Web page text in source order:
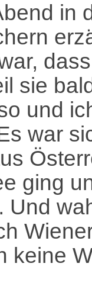
in
sie
und
war
ging
Und
keine